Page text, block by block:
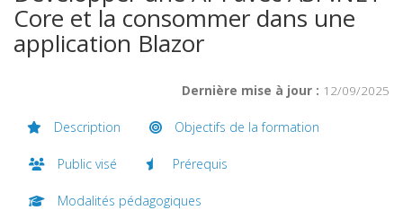
Core et la consommer dans une
application Blazor
Dernière mise à jour : 12/09/2025
Description Objectifs de la formation
Public visé Prérequis
Modalités pédagogiques